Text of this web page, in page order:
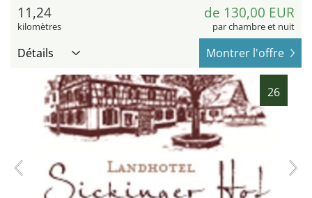
11,24
kilomètres
de 130,00 EUR
par chambre et nuit
Détails Montrer l'offre
26